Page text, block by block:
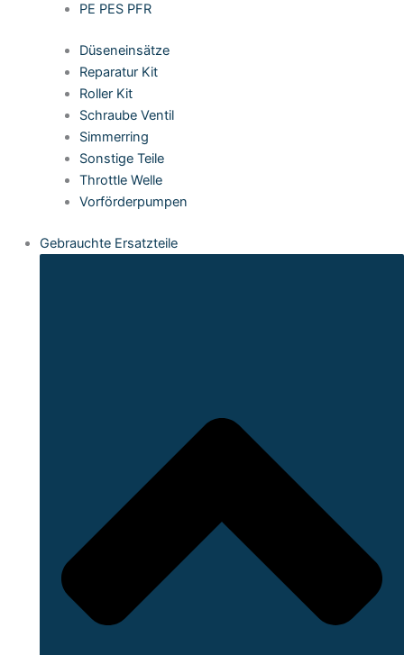
PE PES PFR
Düseneinsätze
Reparatur Kit
Roller Kit
Schraube Ventil
Simmerring
Sonstige Teile
Throttle Welle
Vorförderpumpen
Gebrauchte Ersatzteile